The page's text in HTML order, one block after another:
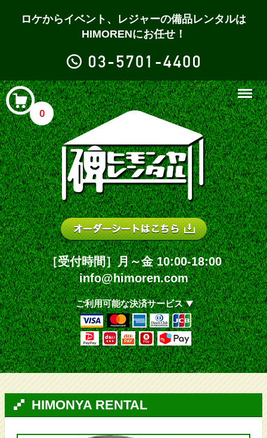
ロケからイベント、レジャーの備品レンタルは
HIMORENにお任せ！
0
ご利用可能な決済サービス
［受付時間］月～金 10:00-18:00
info@himoren.com
Menu
HIMONYA RENTAL